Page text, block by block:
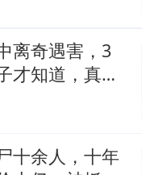
离奇遇害，3
才知道，真相
十余人，十年